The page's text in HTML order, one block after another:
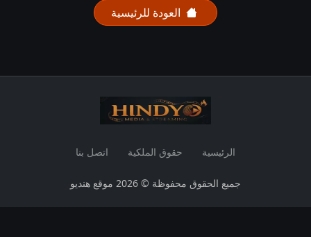
العودة للرئيسية
الرئيسية حقوق الملكية اتصل بنا
جميع الحقوق محفوظة © 2026 موقع هنديو